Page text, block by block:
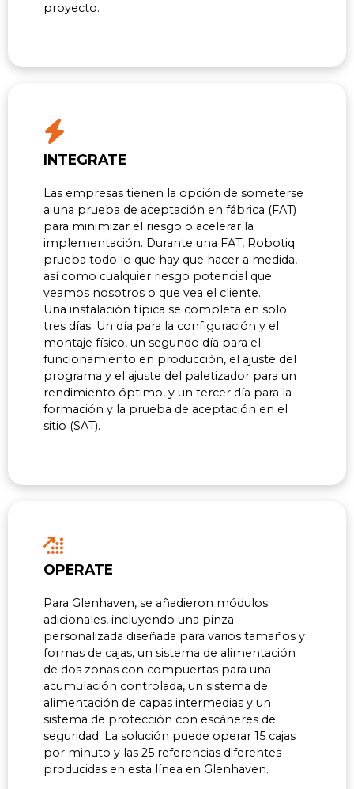
proyecto.
INTEGRATE
Las empresas tienen la opción de someterse
a una prueba de aceptación en fábrica (FAT)
para minimizar el riesgo o acelerar la
implementación. Durante una FAT, Robotiq
prueba todo lo que hay que hacer a medida,
así como cualquier riesgo potencial que
veamos nosotros o que vea el cliente.
Una instalación típica se completa en solo
tres días. Un día para la configuración y el
montaje físico, un segundo día para el
funcionamiento en producción, el ajuste del
programa y el ajuste del paletizador para un
rendimiento óptimo, y un tercer día para la
formación y la prueba de aceptación en el
sitio (SAT).
OPERATE
Para Glenhaven, se añadieron módulos
adicionales, incluyendo una pinza
personalizada diseñada para varios tamaños y
formas de cajas, un sistema de alimentación
de dos zonas con compuertas para una
acumulación controlada, un sistema de
alimentación de capas intermedias y un
sistema de protección con escáneres de
seguridad. La solución puede operar 15 cajas
por minuto y las 25 referencias diferentes
producidas en esta línea en Glenhaven.